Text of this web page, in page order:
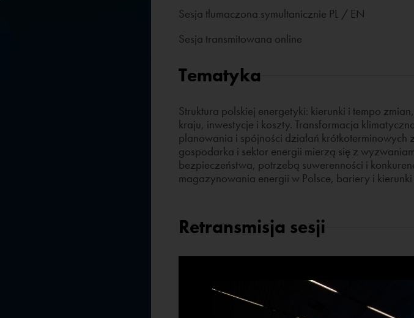
Sesja tłumaczona symultanicznie PL / EN
Sesja transmitowana online
Tematyka
Struktura polskiej energetyki: kierunki i tempo
kraju, inwestycje i koszty. Transformacja
planowania i spójności działań
gospodarka i sektor energii mierzą się z
bezpieczeństwa, potrzebą suwerenności i
magazynowania energii w Polsce, bariery i
Retransmisja sesji